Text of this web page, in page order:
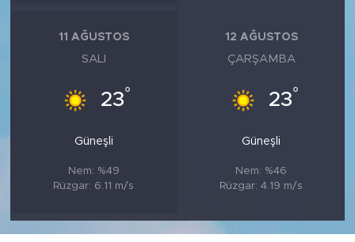
11 AĞUSTOS
SALI
23°
Güneşli
Nem: %49
Rüzgar: 6.11 m/s
12 AĞUSTOS
ÇARŞAMBA
23°
Güneşli
Nem: %46
Rüzgar: 4.19 m/s